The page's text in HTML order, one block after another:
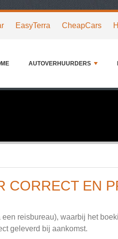
EasyTerra CheapCars
AUTOVERHUURDERS
CORRECT EN
een reisbureau), waarbij het
geleverd bij aankomst.